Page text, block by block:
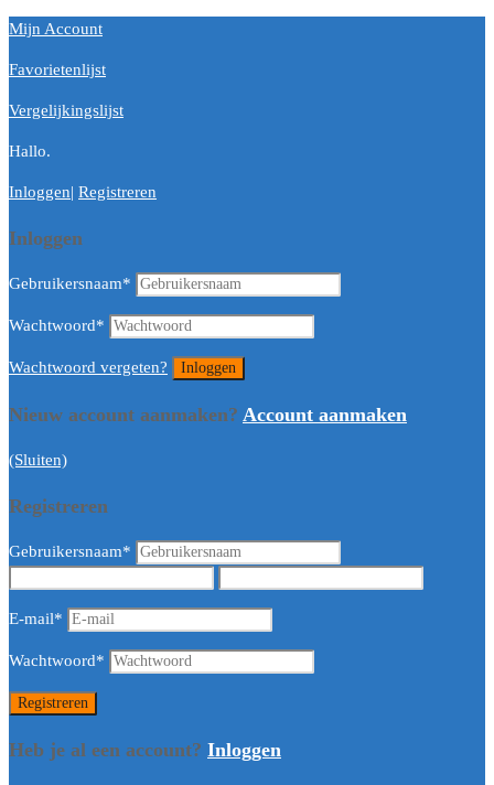
Mijn Account
Favorietenlijst
Vergelijkingslijst
Hallo.
Inloggen| Registreren
Inloggen
Gebruikersnaam*
Wachtwoord*
Wachtwoord vergeten?
Nieuw account aanmaken? Account aanmaken
(Sluiten)
Registreren
Gebruikersnaam*
E-mail*
Wachtwoord*
Heb je al een account? Inloggen